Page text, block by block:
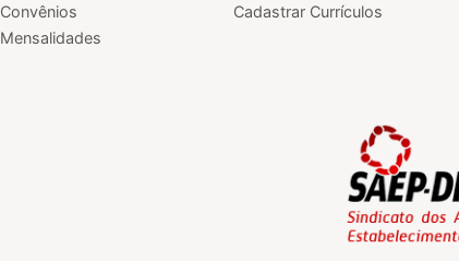
Convênios
Mensalidades
Cadastrar Currículos